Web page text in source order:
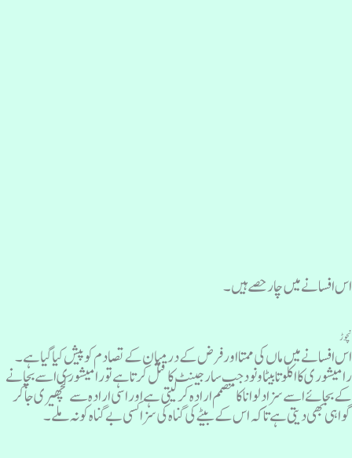
اس افسانے میں چار حصے ہیں۔
نچوڑ
اس افسانے میں ماں کی ممتا اور فرض کے درمیان کے تصادم کو پیش کیا گیا ہے ۔
رامیشوری کا اکلوتا بیٹا ونود جب سارجینٹ کا قتل کرتا ہے تو رامیشوری اسے بچانے
کے بجائے اسے سزا دلوانا کا مصمم ارادہ کرلیتی ہے اور اسی ارادہ سے کچھیری جاکر
گواہی بھی دیتی ہے تاکہ اس کے بیٹے کی گناہ کی سزا کسی بے گناہ کو نہ ملے۔